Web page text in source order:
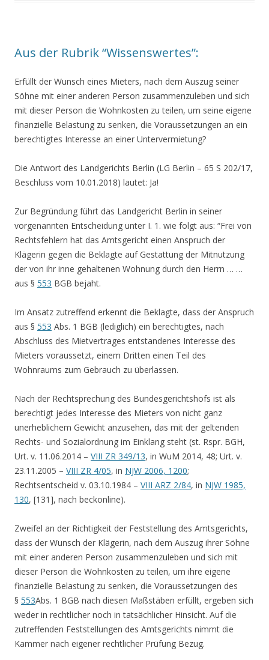
Aus der Rubrik “Wissenswertes”:
Erfüllt der Wunsch eines Mieters, nach dem Auszug seiner
Söhne mit einer anderen Person zusammenzuleben und sich
mit dieser Person die Wohnkosten zu teilen, um seine eigene
finanzielle Belastung zu senken, die Voraussetzungen an ein
berechtigtes Interesse an einer Untervermietung?
Die Antwort des Landgerichts Berlin (LG Berlin – 65 S 202/17,
Beschluss vom 10.01.2018) lautet: Ja!
Zur Begründung führt das Landgericht Berlin in seiner
vorgenannten Entscheidung unter I. 1. wie folgt aus: “Frei von
Rechtsfehlern hat das Amtsgericht einen Anspruch der
Klägerin gegen die Beklagte auf Gestattung der Mitnutzung
der von ihr inne gehaltenen Wohnung durch den Herrn … …
aus § 553 BGB bejaht.
Im Ansatz zutreffend erkennt die Beklagte, dass der Anspruch
aus § 553 Abs. 1 BGB (lediglich) ein berechtigtes, nach
Abschluss des Mietvertrages entstandenes Interesse des
Mieters voraussetzt, einem Dritten einen Teil des
Wohnraums zum Gebrauch zu überlassen.
Nach der Rechtsprechung des Bundesgerichtshofs ist als
berechtigt jedes Interesse des Mieters von nicht ganz
unerheblichem Gewicht anzusehen, das mit der geltenden
Rechts- und Sozialordnung im Einklang steht (st. Rspr. BGH,
Urt. v. 11.06.2014 – VIII ZR 349/13, in WuM 2014, 48; Urt. v.
23.11.2005 – VIII ZR 4/05, in NJW 2006, 1200;
Rechtsentscheid v. 03.10.1984 – VIII ARZ 2/84, in NJW 1985,
130, [131], nach beckonline).
Zweifel an der Richtigkeit der Feststellung des Amtsgerichts,
dass der Wunsch der Klägerin, nach dem Auszug ihrer Söhne
mit einer anderen Person zusammenzuleben und sich mit
dieser Person die Wohnkosten zu teilen, um ihre eigene
finanzielle Belastung zu senken, die Voraussetzungen des
§ 553Abs. 1 BGB nach diesen Maßstäben erfüllt, ergeben sich
weder in rechtlicher noch in tatsächlicher Hinsicht. Auf die
zutreffenden Feststellungen des Amtsgerichts nimmt die
Kammer nach eigener rechtlicher Prüfung Bezug.